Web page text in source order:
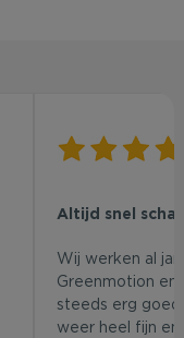
Altijd snel
Wij werken al
Greenmotion en
steeds erg
weer heel fijn en